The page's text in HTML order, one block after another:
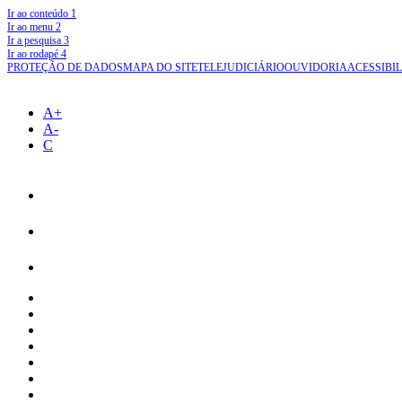
Ir ao conteúdo 1
Ir ao menu 2
Ir a pesquisa 3
Ir ao rodapé 4
PROTEÇÃO DE DADOSMAPA DO SITETELEJUDICIÁRIOOUVIDORIA
A+
A-
C